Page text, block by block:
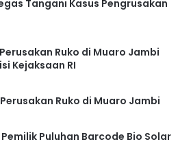
Tangani Kasus Pengrusakan
Ruko di Muaro Jambi
Kejaksaan RI
Ruko di Muaro Jambi
Puluhan Barcode Bio Solar